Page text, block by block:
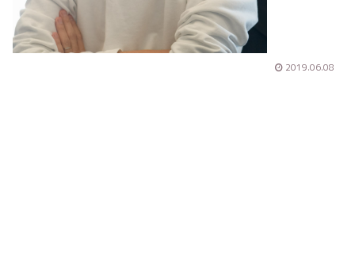
2019.06.08